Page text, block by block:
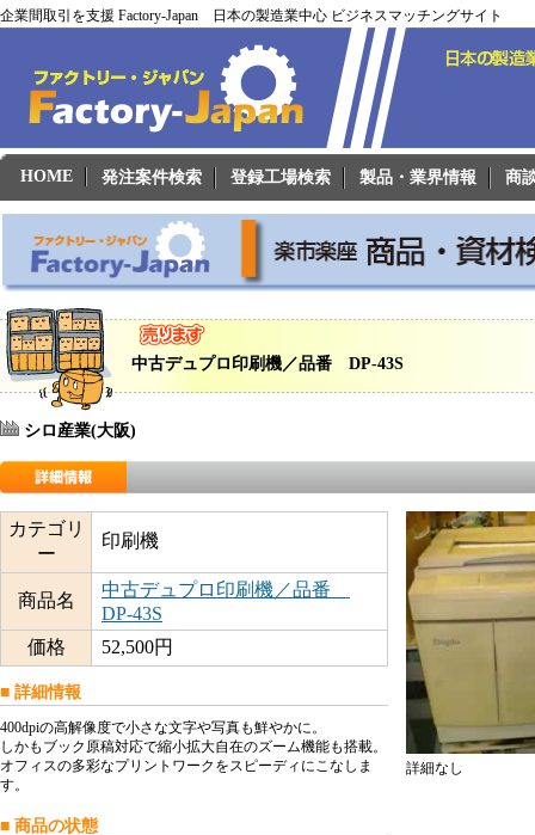
企業間取引を支援 Factory-Japan 日本の製造業中心 ビジネスマッチングサイト
HOME 発注案件検索 登録工場検索 製品・業界情報 商
中古デュプロ印刷機／品番 DP-43S
シロ産業(大阪)
カテゴリ
ー
印刷機
商品名
中古デュプロ印刷機／品番
DP-43S
価格
52,500円
■ 詳細情報
400dpiの高解像度で小さな文字や写真も鮮やかに。
しかもブック原稿対応で縮小拡大自在のズーム機能も搭載。
オフィスの多彩なプリントワークをスピーディにこなしま
す。
■ 商品の状態
詳細なし